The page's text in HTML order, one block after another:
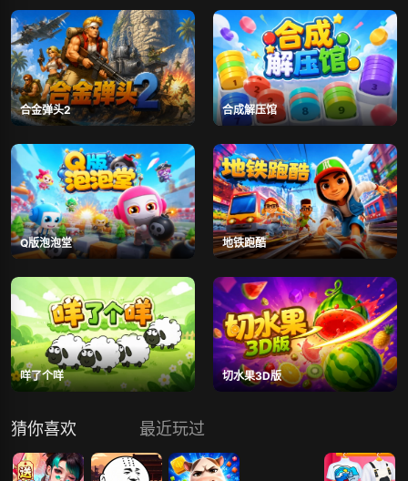
合金弹头2 合成解压馆
Q版泡泡堂 地铁跑酷
咩了个咩 切水果3D版
猜你喜欢 最近玩过